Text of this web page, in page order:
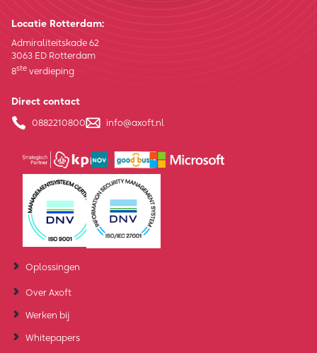
Locatie Rotterdam:
Admiraliteitskade 62
3063 ED Rotterdam
8ste verdieping
Direct contact
0882210800 info@axoft.nl
Oplossingen
Over Axoft
Werken bij
Whitepapers